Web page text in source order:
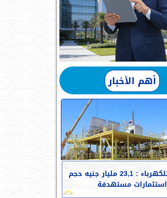
أهم الأخبار
القابضة للكهرباء : 23,1 مليار جنيه حجم
استثمارات مستهدفة